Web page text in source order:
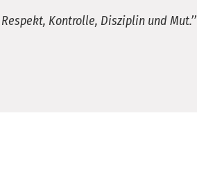
Kontrolle, Disziplin und Mut.’’